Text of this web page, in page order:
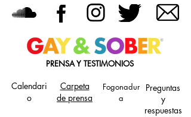
PRENSA Y TESTIMONIOS
Calendari
o
Carpeta
de prensa
Fogonadur
a
Preguntas
y
respuestas